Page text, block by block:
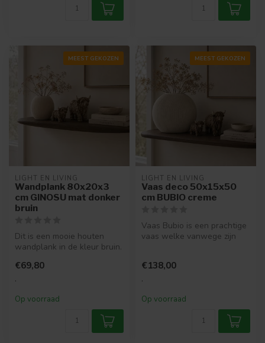
MEEST GEKOZEN
LIGHT EN LIVING
Wandplank 80x20x3
cm GINOSU mat donker
bruin
Dit is een mooie houten
wandplank in de kleur bruin.
€69,80
.
Op voorraad
MEEST GEKOZEN
LIGHT EN LIVING
Vaas deco 50x15x50
cm BUBIO creme
Vaas Bubio is een prachtige
vaas welke vanwege zijn
€138,00
.
Op voorraad